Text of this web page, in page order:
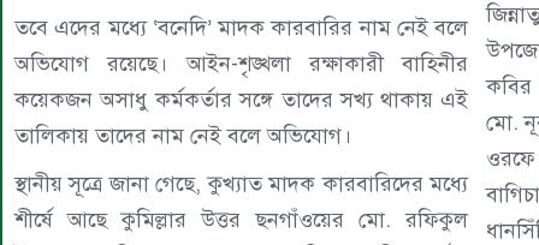
তবে এদের মধ্যে ‘বনেদি’ মাদক কারবারির নাম নেই বলে
অভিযোগ রয়েছে। আইন-শৃঙ্খলা রক্ষাকারী বাহিনীর
কয়েকজন অসাধু কর্মকর্তার সঙ্গে তাদের সখ্য থাকায় এই
তালিকায় তাদের নাম নেই বলে অভিযোগ।
স্থানীয় সূত্রে জানা গেছে, কুখ্যাত মাদক কারবারিদের মধ্যে
শীর্ষে আছে কুমিল্লার উত্তর ছনগাঁওয়ের মো. রফিকুল
কবির
মো.